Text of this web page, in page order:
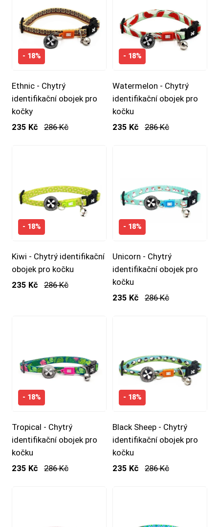
- 18%
Ethnic - Chytrý
identifikační obojek pro
kočky
235 Kč
286 Kč
- 18%
Watermelon - Chytrý
identifikační obojek pro
kočku
235 Kč
286 Kč
- 18%
Kiwi - Chytrý identifikační
obojek pro kočku
235 Kč
286 Kč
- 18%
Unicorn - Chytrý
identifikační obojek pro
kočku
235 Kč
286 Kč
- 18%
Tropical - Chytrý
identifikační obojek pro
kočku
235 Kč
286 Kč
- 18%
Black Sheep - Chytrý
identifikační obojek pro
kočku
235 Kč
286 Kč